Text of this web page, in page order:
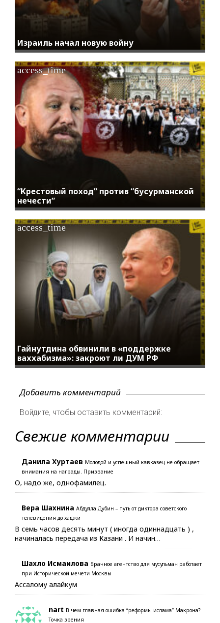
Израиль начал новую войну
“Крестовый поход” против “бусурманской
нечести”
access_time
Гайнутдина обвинили в «поддержке
ваххабизма»: закроют ли ДУМ РФ
access_time
Добавить комментарий
Войдите, чтобы оставить комментарий:
Свежие комментарии
Данила Хуртаев Молодой и успешный кавказец не обращает
внимания на награды. Призвание
О, надо же, однофамилец.
Вера Шахнина Абдулла Дубин – путь от диктора советского
телевидения до хаджи
В семь часов десять минут ( иногда одиннадцать ) ,
начиналась передача из Казани . И начин…
Шахло Исмаилова Брачное агентство для мусульман работает
при Исторической мечети Москвы
Ассалому алайкум
nart В чем главная ошибка “реформы ислама” Макрона?
Точка зрения